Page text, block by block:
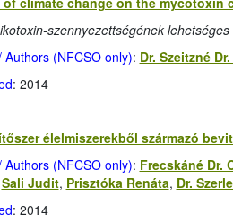
szennyezettségének
Authors (NFCSO only): Dr. Szeitzné
: 2014
élelmiszerekből származó
Authors (NFCSO only): Frecskáné Dr.
Sali Judit, Prisztóka Renáta, Dr.
: 2014